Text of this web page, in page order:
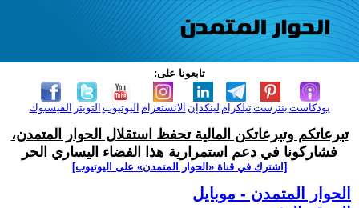
تابعونا على:
الفيسبوك التويتر اليوتيوب الانستغرام لينكدإن تيلكرامبنترست بودكاست
تبرعاتكم وتبرعاتكن المالية تحفظ استقلال الحوار المتمدن،
فشاركونا في دعم استمرارية هذا الفضاء اليساري الحر
[اشترك في قناة ‫«الحوار المتمدن» على اليوتيوب]
الحوار المتمدن - موبايل